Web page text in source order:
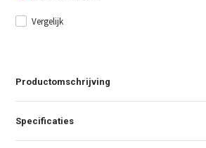
Vergelijk
Productomschrijving
Specificaties